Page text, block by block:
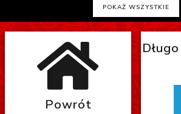
Mangi
Zaloguj się
POKAŻ WSZYSTKIE
Powrót